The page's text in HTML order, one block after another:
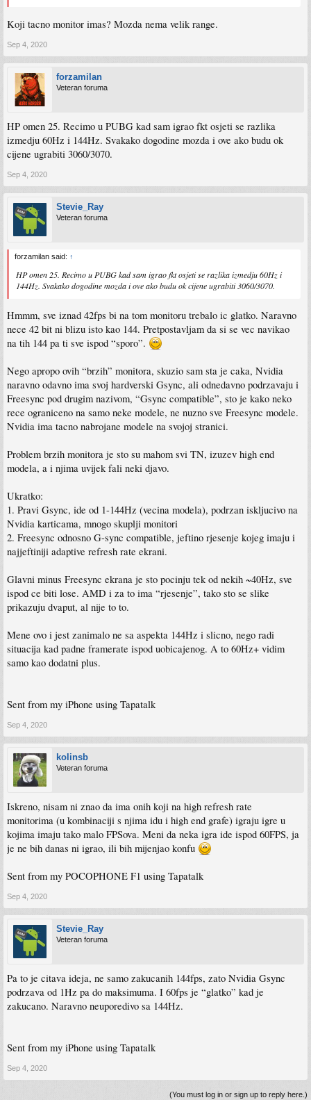
Koji tacno monitor imas? Mozda nema velik range.
Sep 4, 2020
forzamilan
Veteran foruma
HP omen 25. Recimo u PUBG kad sam igrao fkt osjeti se razlika
izmedju 60Hz i 144Hz. Svakako dogodine mozda i ove ako budu ok
cijene ugrabiti 3060/3070.
Sep 4, 2020
Stevie_Ray
Veteran foruma
forzamilan said: ↑
HP omen 25. Recimo u PUBG kad sam igrao fkt osjeti se razlika izmedju 60Hz i
144Hz. Svakako dogodine mozda i ove ako budu ok cijene ugrabiti 3060/3070.
Hmmm, sve iznad 42fps bi na tom monitoru trebalo ic glatko. Naravno
nece 42 bit ni blizu isto kao 144. Pretpostavljam da si se vec navikao
na tih 144 pa ti sve ispod “sporo”.
Nego apropo ovih “brzih” monitora, skuzio sam sta je caka, Nvidia
naravno odavno ima svoj hardverski Gsync, ali odnedavno podrzavaju i
Freesync pod drugim nazivom, “Gsync compatible”, sto je kako neko
rece ograniceno na samo neke modele, ne nuzno sve Freesync modele.
Nvidia ima tacno nabrojane modele na svojoj stranici.
Problem brzih monitora je sto su mahom svi TN, izuzev high end
modela, a i njima uvijek fali neki djavo.
Ukratko:
1. Pravi Gsync, ide od 1-144Hz (vecina modela), podrzan iskljucivo na
Nvidia karticama, mnogo skuplji monitori
2. Freesync odnosno G-sync compatible, jeftino rjesenje kojeg imaju i
najjeftiniji adaptive refresh rate ekrani.
Glavni minus Freesync ekrana je sto pocinju tek od nekih ~40Hz, sve
ispod ce biti lose. AMD i za to ima “rjesenje”, tako sto se slike
prikazuju dvaput, al nije to to.
Mene ovo i jest zanimalo ne sa aspekta 144Hz i slicno, nego radi
situacija kad padne framerate ispod uobicajenog. A to 60Hz+ vidim
samo kao dodatni plus.
Sent from my iPhone using Tapatalk
Sep 4, 2020
kolinsb
Veteran foruma
Iskreno, nisam ni znao da ima onih koji na high refresh rate
monitorima (u kombinaciji s njima idu i high end grafe) igraju igre u
kojima imaju tako malo FPSova. Meni da neka igra ide ispod 60FPS, ja
je ne bih danas ni igrao, ili bih mijenjao konfu
Sent from my POCOPHONE F1 using Tapatalk
Sep 4, 2020
Stevie_Ray
Veteran foruma
Pa to je citava ideja, ne samo zakucanih 144fps, zato Nvidia Gsync
podrzava od 1Hz pa do maksimuma. I 60fps je “glatko” kad je
zakucano. Naravno neuporedivo sa 144Hz.
Sent from my iPhone using Tapatalk
Sep 4, 2020
(You must log in or sign up to reply here.)